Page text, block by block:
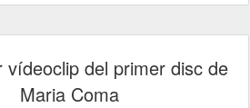
vídeoclip del primer disc de
Maria Coma